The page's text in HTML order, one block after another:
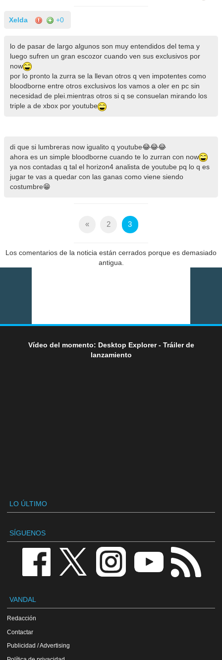
Xelda +0
lo de pasar de largo algunos son muy entendidos del tema y
luego sufren un gran escozor cuando ven sus exclusivos por
now
por lo pronto la zurra se la llevan otros q ven impotentes como
bloodborne entre otros exclusivos los vamos a oler en pc sin
necesidad de plei.mientras otros si q se consuelan mirando los
triple a de xbox por youtube
di que si lumbreras now igualito q youtube😂😂😂
ahora es un simple bloodborne cuando te lo zurran con now
ya nos contadas q tal el horizon4 analista de youtube pq lo q es
jugar te vas a quedar con las ganas como viene siendo
costumbre😁
« 2 3
Los comentarios de la noticia están cerrados porque es demasiado
antigua.
Vídeo del momento: Desktop Explorer - Tráiler de
lanzamiento
LO ÚLTIMO
SÍGUENOS
VANDAL
Redacción
Contactar
Publicidad / Advertising